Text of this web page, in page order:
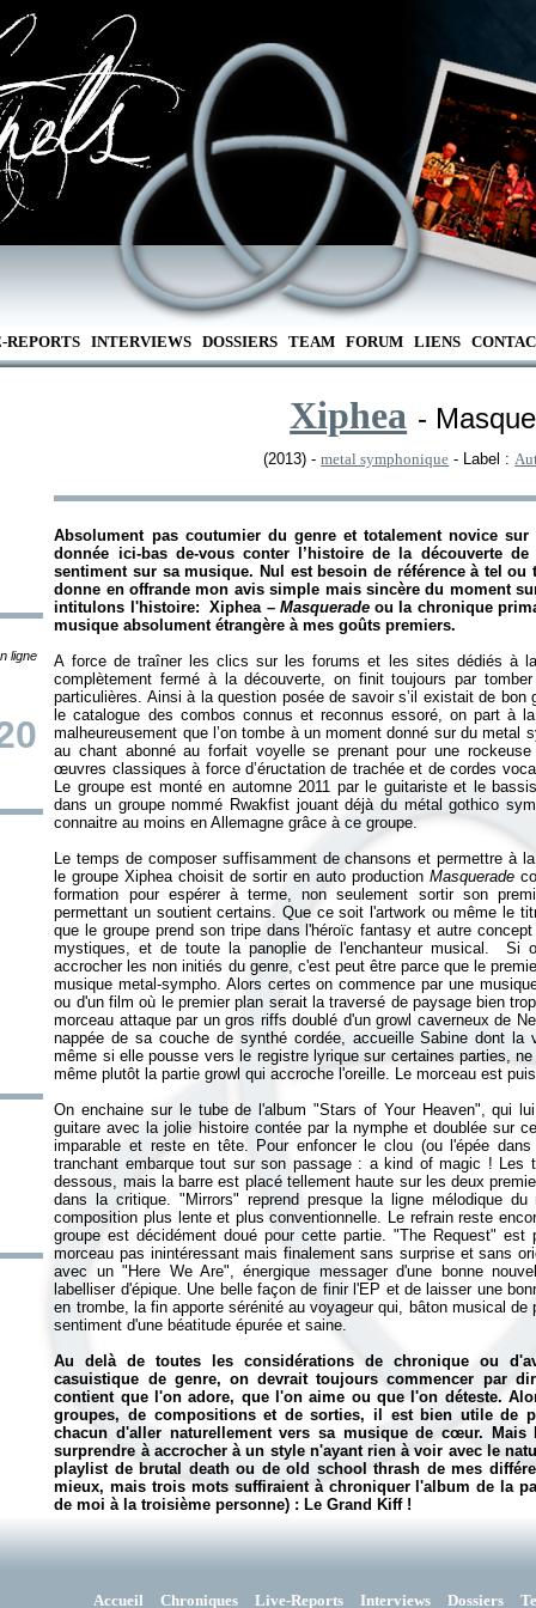
INTERVIEWS DOSSIERS TEAM FORUM LIENS
ligne
Xiphea -
(2013) -metal symphonique - Label :
Absolument pas coutumier du genre et totalement novice
donnée ici-bas de-vous conter l’histoire de la découverte
sentiment sur sa musique. Nul est besoin de référence à tel
donne en offrande mon avis simple mais sincère du moment
intitulons l'histoire: Xiphea – Masqueradeou la chronique
musique absolument étrangère à mes goûts premiers.
A force de traîner les clics sur les forums et les sites dédiés à
complètement fermé à la découverte, on finit toujours par
particulières. Ainsi à la question posée de savoir s’il existait de
le catalogue des combos connus et reconnus essoré, on part à
malheureusement que l’on tombe à un moment donné sur du metal
au chant abonné au forfait voyelle se prenant pour une
œuvres classiques à force d’éructation de trachée et de cordes
Le groupe est monté en automne 2011 par le guitariste et le
dans un groupe nommé Rwakfist jouant déjà du métal gothico
connaitre au moins en Allemagne grâce à ce groupe.
Le temps de composer suffisamment de chansons et permettre à
le groupe Xiphea choisit de sortir en auto production Masquerade
formation pour espérer à terme, non seulement sortir son
permettant un soutient certains. Que ce soit l'artwork ou même le
que le groupe prend son tripe dans l'héroïc fantasy et autre
mystiques, et de toute la panoplie de l'enchanteur musical. Si
accrocher les non initiés du genre, c'est peut être parce que le
musique metal-sympho. Alors certes on commence par une
ou d'un film où le premier plan serait la traversé de paysage bien
morceau attaque par un gros riffs doublé d'un growl caverneux de
nappée de sa couche de synthé cordée, accueille Sabine dont
même si elle pousse vers le registre lyrique sur certaines parties,
même plutôt la partie growl qui accroche l'oreille. Le morceau est
On enchaine sur le tube de l'album "Stars of Your Heaven", qui
guitare avec la jolie histoire contée par la nymphe et doublée sur
imparable et reste en tête. Pour enfoncer le clou (ou l'épée
tranchant embarque tout sur son passage : a kind of magic ! Les
dessous, mais la barre est placé tellement haute sur les deux
dans la critique. "Mirrors" reprend presque la ligne mélodique
composition plus lente et plus conventionnelle. Le refrain reste
groupe est décidément doué pour cette partie. "The Request"
morceau pas inintéressant mais finalement sans surprise et sans
avec un "Here We Are", énergique messager d'une bonne
labelliser d'épique. Une belle façon de finir l'EP et de laisser une
en trombe, la fin apporte sérénité au voyageur qui, bâton musical
sentiment d'une béatitude épurée et saine.
Au delà de toutes les considérations de chronique ou
casuistique de genre, on devrait toujours commencer par
contient que l'on adore, que l'on aime ou que l'on déteste.
groupes, de compositions et de sorties, il est bien utile de
chacun d'aller naturellement vers sa musique de cœur.
surprendre à accrocher à un style n'ayant rien à voir avec le
playlist de brutal death ou de old school thrash de mes
mieux, mais trois mots suffiraient à chroniquer l'album de la
de moi à la troisième personne) : Le Grand Kiff !
Accueil Chroniques Live-Reports Interviews Dossiers